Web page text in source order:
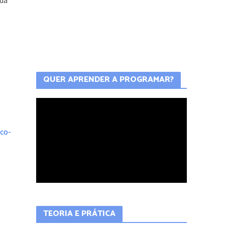
QUER APRENDER A PROGRAMAR?
TEORIA E PRÁTICA